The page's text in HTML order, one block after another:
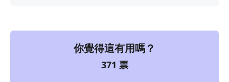
你覺得這有用嗎？
371 票